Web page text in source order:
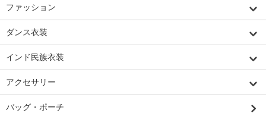
ファッション
ダンス衣装
インド民族衣装
アクセサリー
バッグ・ポーチ